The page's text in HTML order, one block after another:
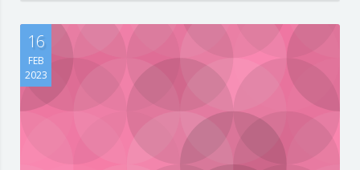
interessante o que est...
16
FEB
2023